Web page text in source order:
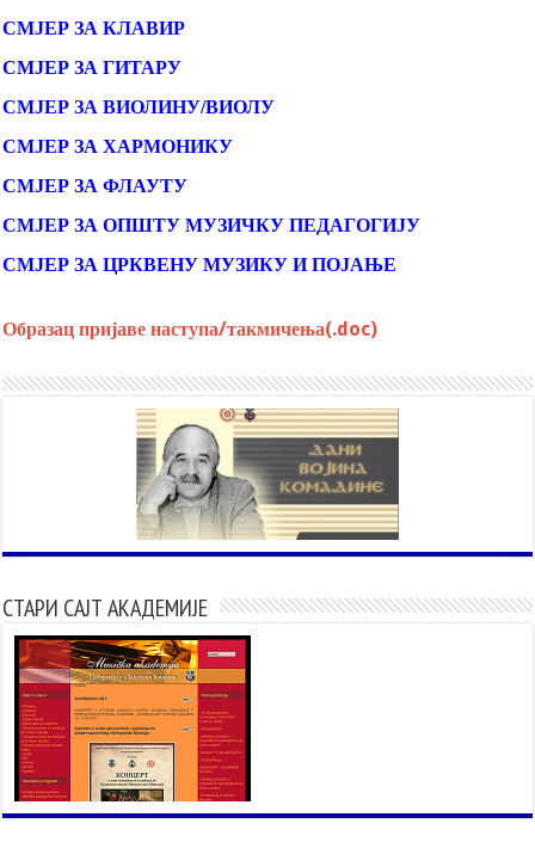
СМЈЕР ЗА КЛАВИР
СМЈЕР ЗА ГИТАРУ
СМЈЕР ЗА ВИОЛИНУ/ВИОЛУ
СМЈЕР ЗА ХАРМОНИКУ
СМЈЕР ЗА ФЛАУТУ
СМЈЕР ЗА ОПШТУ МУЗИЧКУ ПЕДАГОГИЈУ
СМЈЕР ЗА ЦРКВЕНУ МУЗИКУ И ПОЈАЊЕ
Образац пријаве наступа/такмичења(.doc)
СТАРИ САЈТ АКАДЕМИЈЕ